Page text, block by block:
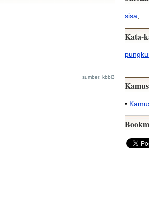
sumber: kbbi3
sisa
Kata-
•